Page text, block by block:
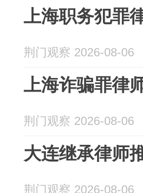
上海职务犯罪
荆门观察 2026-08-06
上海诈骗罪律
荆门观察 2026-08-06
大连继承律师
荆门观察 2026-08-06